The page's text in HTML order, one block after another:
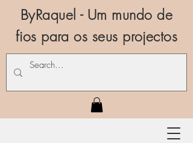
ByRaquel - Um mundo de
fios para os seus projectos